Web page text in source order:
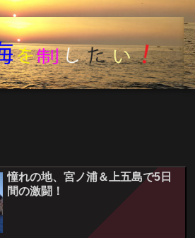
憧れの地、宮ノ浦＆上五島で5日
間の激闘！